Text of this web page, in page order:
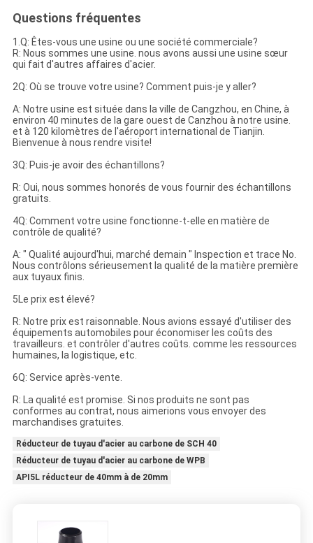
Questions fréquentes
1.Q: Êtes-vous une usine ou une société commerciale?
R: Nous sommes une usine. nous avons aussi une usine sœur
qui fait d'autres affaires d'acier.
2Q: Où se trouve votre usine? Comment puis-je y aller?
A: Notre usine est située dans la ville de Cangzhou, en Chine, à
environ 40 minutes de la gare ouest de Canzhou à notre usine.
et à 120 kilomètres de l'aéroport international de Tianjin.
Bienvenue à nous rendre visite!
3Q: Puis-je avoir des échantillons?
R: Oui, nous sommes honorés de vous fournir des échantillons
gratuits.
4Q: Comment votre usine fonctionne-t-elle en matière de
contrôle de qualité?
A: " Qualité aujourd'hui, marché demain " Inspection et trace No.
Nous contrôlons sérieusement la qualité de la matière première
aux tuyaux finis.
5Le prix est élevé?
R: Notre prix est raisonnable. Nous avions essayé d'utiliser des
équipements automobiles pour économiser les coûts des
travailleurs. et contrôler d'autres coûts. comme les ressources
humaines, la logistique, etc.
6Q: Service après-vente.
R: La qualité est promise. Si nos produits ne sont pas
conformes au contrat, nous aimerions vous envoyer des
marchandises gratuites.
Réducteur de tuyau d'acier au carbone de SCH 40
Réducteur de tuyau d'acier au carbone de WPB
API5L réducteur de 40mm à de 20mm